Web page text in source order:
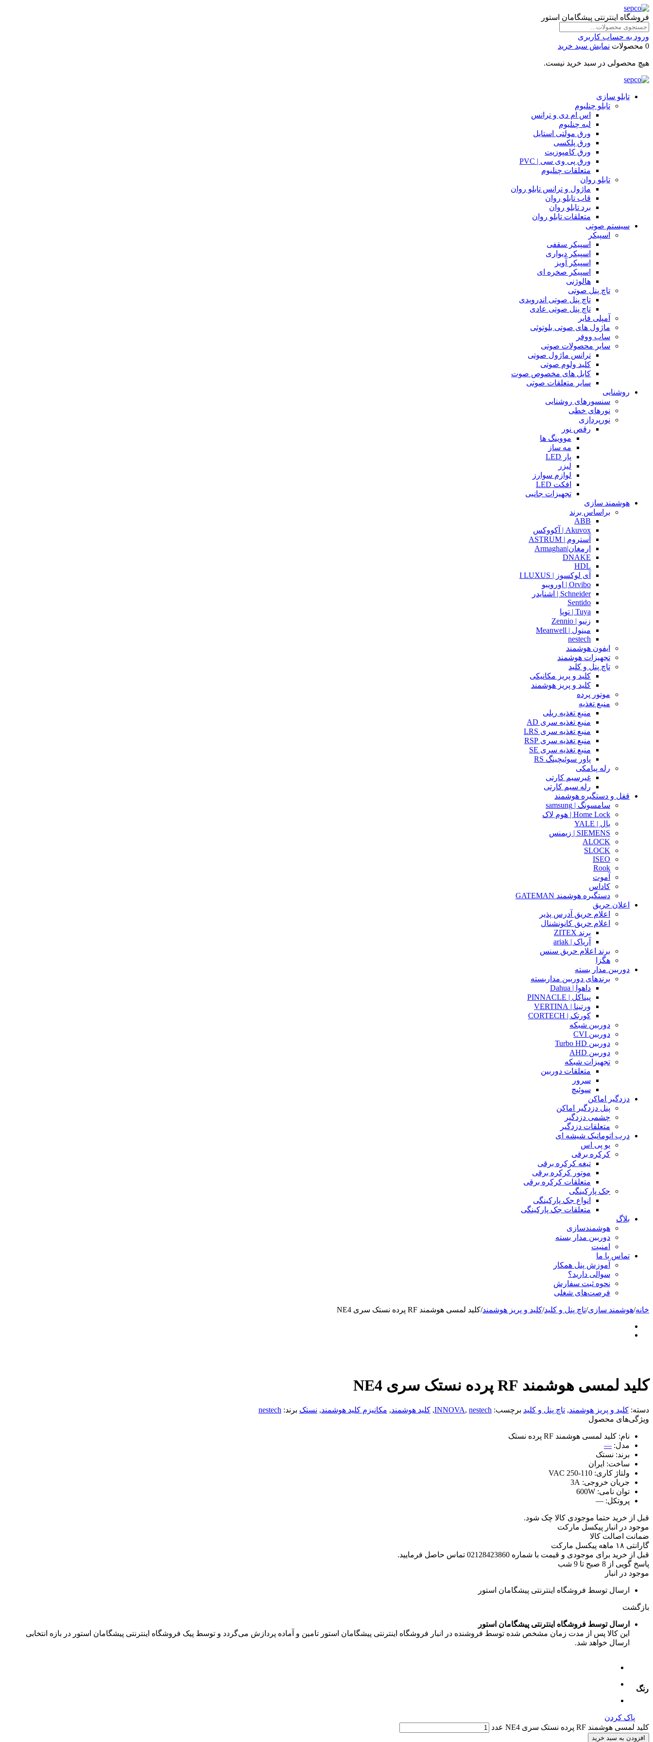
فروشگاه اینترنتی پیشگامان استور
ورود به حساب کاربری
0 محصولات
نمایش سبد خرید
هیچ محصولی در سبد خرید نیست.
تابلو سازی
تابلو چنلیوم
اس ام دی و ترانس
لبه چنلیوم
ورق مولتی استایل
ورق پلکسی
ورق کامپوزیت
ورق پی وی سی | PVC
متعلقات چنلیوم
تابلو روان
ماژول و ترانس تابلو روان
قاب تابلو روان
برد تابلو روان
متعلقات تابلو روان
سیستم صوتی
اسپیکر
اسپیکر سقفی
اسپیکر دیواری
اسپیکر آویز
اسپیکر صخره ای
هالوژنی
تاچ پنل صوتی
تاچ پنل صوتی اندرویدی
تاچ پنل صوتی عادی
آمپلی فایر
ماژول های صوتی بلوتوثی
ساب ووفر
سایر محصولات صوتی
ترانس ماژول صوتی
کلید ولوم صوتی
کابل های مخصوص صوت
سایر متعلقات صوتی
روشنایی
سنسورهای روشنایی
نورهای خطی
نورپردازی
رقص نور
مووینگ ها
مه ساز
پار LED
لیزر
لوازم سوارز
افکت LED
تجهیزات جانبی
هوشمند سازی
براساس برند
ABB
Akuvox | آکووکس
آستروم | ASTRUM
ارمغان|Armaghan
DNAKE
HDL
آی لوکسوز | I LUXUS
Orvibo | اورویبو
Schneider | اشنایدر
Sentido
Tuya | تویا
زنیو | Zennio
مینول | Meanwell
nestech
ایفون هوشمند
تجهیزات هوشمند
تاچ پنل و کلید
کلید و پریز مکانیکی
کلید و پریز هوشمند
موتور پرده
منبع تغذیه
منبع تغذیه ریلی
منبع تغذیه سری AD
منبع تغذیه سری LRS
منبع تغذیه سری RSP
منبع تغذیه سری SE
پاور سوئیچینگ RS
رله پیامکی
غیرسیم کارتی
رله سیم کارتی
قفل و دستگیره هوشمند
سامسونگ | samsung
Home Lock | هوم لاک
یال | YALE
SIEMENS | زیمنس
ALOCK
SLOCK
ISEO
Rook
آموت
کاداس
دستگیره هوشمند GATEMAN
اعلان حریق
اعلام حریق آدرس پذیر
اعلام حریق کانونشنال
برند ZITEX
آریاک | ariak
برند اعلام حریق سنس
هگزا
دوربین مدار بسته
برندهای دوربین مداربسته
داهوا | Dahua
پیناکل | PINNACLE
ورتینا | VERTINA
کورتک | CORTECH
دوربین شبکه
دوربین CVI
دوربین Turbo HD
دوربین AHD
تجهیزات شبکه
متعلقات دوربین
سرور
سوئیچ
دزدگیر اماکن
پنل دزدگیر اماکن
چشمی دزدگیر
متعلقات دزدگیر
درب اتوماتیک شیشه ای
یو پی اس
کرکره برقی
تیغه کرکره برقی
موتور کرکره برقی
متعلقات کرکره برقی
جک پارکینگی
انواع جک پارکینگی
متعلقات جک پارکینگی
بلاگ
هوشمندسازی
دوربین مدار بسته
امنیت
تماس با ما
آموزش پنل همکار
سوالی دارید؟
نحوه ثبت سفارش
فرصت‌های شغلی
خانه/هوشمند سازی/تاچ پنل و کلید/کلید و پریز هوشمند/کلید لمسی هوشمند RF پرده نستک سری NE4
کلید لمسی هوشمند RF پرده نستک سری NE4
دسته: کلید و پریز هوشمند, تاچ پنل و کلید برچسب: INNOVA, nestech
, کلید هوشمند, مکانیزم‌‌ کلید هوشمند, نستک برند: nestech
ویژگی‌های محصول
نام: کلید لمسی هوشمند RF پرده نستک
مدل: —
برند: نستک
ساخت: ایران
ولتاژ کاری: 110-250 VAC
جریان خروجی: 3A
توان نامی: 600W
پروتکل: —
قبل از خرید حتما موجودی کالا چک شود.
موجود در انبار پیکسل مارکت
ضمانت اصالت کالا
گارانتی ۱۸ ماهه پیکسل مارکت
قبل از خرید برای موجودی و قیمت با شماره 02128423860 تماس حاصل فرمایید.
پاسخ گویی از 8 صبح تا 9 شب
موجود در انبار
ارسال توسط فروشگاه اینترنتی پیشگامان استور
بازگشت
ارسال توسط فروشگاه اینترنتی پیشگامان استور
این کالا پس از مدت زمان مشخص شده توسط فروشنده در انبار فروشگاه اینترنتی پیشگامان استور تامین و آماده پردازش می‌گردد و توسط پیک فروشگاه اینترنتی پیشگامان استور در بازه انتخابی
ارسال خواهد شد.
رنگ
پاک کردن
کلید لمسی هوشمند RF پرده نستک سری NE4 عدد
افزودن به سبد خرید